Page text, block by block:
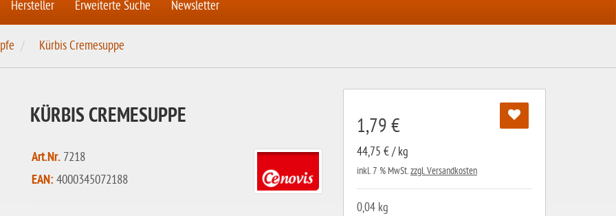
Hersteller Erweiterte Suche Newsletter
Kürbis Cremesuppe
1,79 €
44,75 € / kg
inkl. 7 % MwSt.zzgl. Versandkosten
0,04 kg
KÜRBIS CREMESUPPE
Art.Nr. 7218
EAN: 4000345072188